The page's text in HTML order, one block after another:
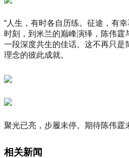
“人生，有时各自历练。征途，有
时刻，到米兰的巅峰演绎，陈伟霆
一段深度共生的佳话。这不再只是
理念的彼此成就。
聚光已亮，步履未停。期待陈伟霆
相关新闻